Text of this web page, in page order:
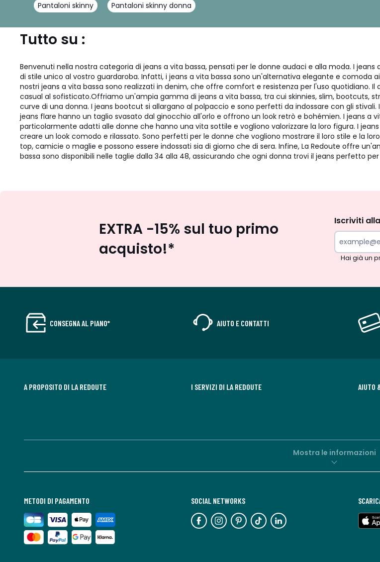
Pantaloni skinny Pantaloni skinny donna
Tutto su :
Benvenuti nella nostra categoria di jeans a vita bassa, pensati per le donne audaci e alla moda. I
di stile unico al vostro guardaroba. Infatti, i jeans a vita bassa sono un'alternativa elegante e comoda
nostri jeans a vita bassa sono realizzati in denim, che offre comfort e resistenza per l'uso quotidiano.
casual al sofisticato.Offriamo un'ampia gamma di jeans a vita bassa, tra cui skinnies, slim, bootcuts,
curve di una donna. I jeans bootcut si allargano al polpaccio e sono perfetti da indossare con gli
jeans flare hanno un taglio svasato dal ginocchio all'orlo e offrono un look retrò e bohémien. I jeans a
particolarmente adatti alle donne che hanno una vita sottile e vogliono valorizzare la loro figura. I
creare un look comodo e rilassato. Sono perfetti per le donne che vogliono mostrare il loro stile e la
top, camicie o maglie e possono essere indossati sia di giorno che di sera. Infine, La Redoute offre
bassa sono disponibili nelle taglie dalla 34 alla 48, assicurando che ogni donna trovi il jeans perfetto
EXTRA -15% sul tuo primo
acquisto!*
Iscriviti
Hai già un
CONSEGNA AL PIANO* AIUTO E CONTATTI
A PROPOSITO DI LA REDOUTE I SERVIZI DI LA REDOUTE AIUTO
Mostra le informazioni
METODI DI PAGAMENTO SOCIAL NETWORKS